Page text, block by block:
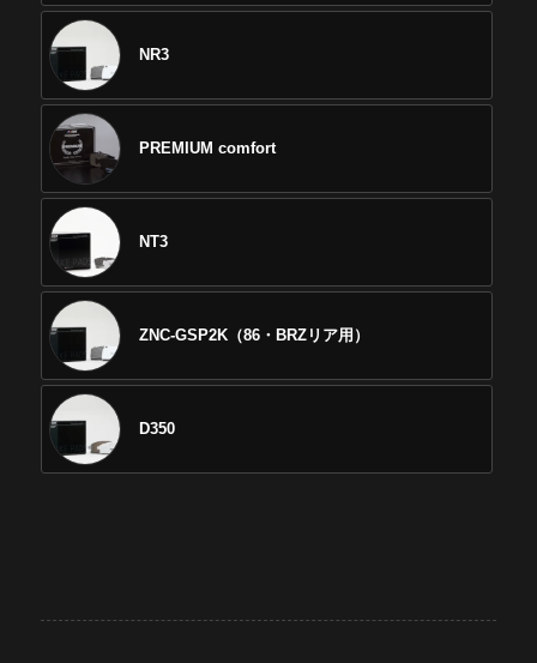
NR3
PREMIUM comfort
NT3
ZNC-GSP2K（86・BRZリア用）
D350